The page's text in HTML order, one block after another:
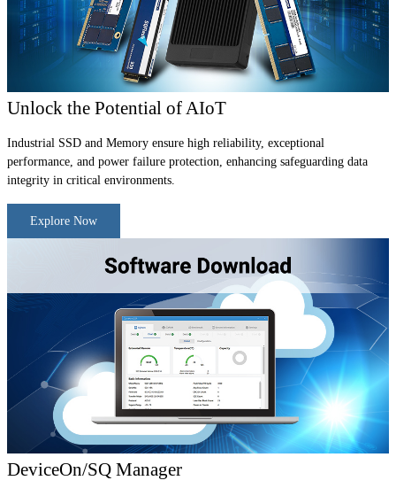
Unlock the Potential of AIoT
Industrial SSD and Memory ensure high reliability, exceptional
performance, and power failure protection, enhancing safeguarding data
integrity in critical environments.
Explore Now
DeviceOn/SQ Manager